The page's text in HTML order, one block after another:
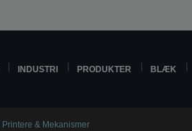
INDUSTRI PRODUKTER BLÆK
Printere & Mekanismer